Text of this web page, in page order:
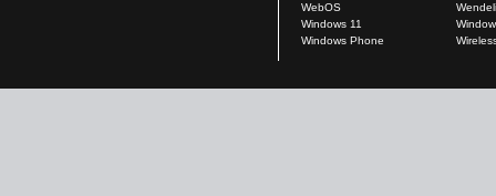
WebOS
Windows 11
Windows Phone